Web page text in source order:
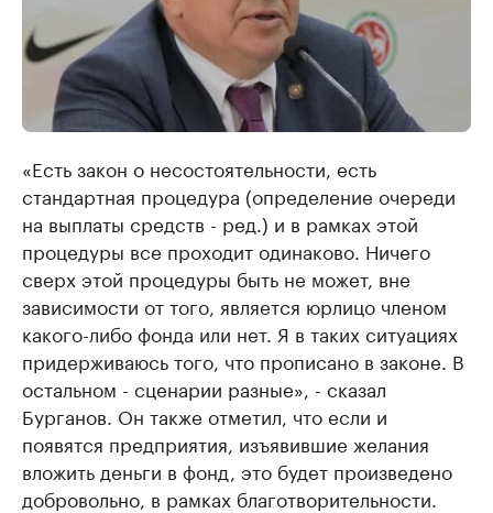
«Есть закон о несостоятельности, есть
стандартная процедура (определение очереди
на выплаты средств - ред.) и в рамках этой
процедуры все проходит одинаково. Ничего
сверх этой процедуры быть не может, вне
зависимости от того, является юрлицо членом
какого-либо фонда или нет. Я в таких ситуациях
придерживаюсь того, что прописано в законе. В
остальном - сценарии разные», - сказал
Бурганов. Он также отметил, что если и
появятся предприятия, изъявившие желания
вложить деньги в фонд, это будет произведено
добровольно, в рамках благотворительности.